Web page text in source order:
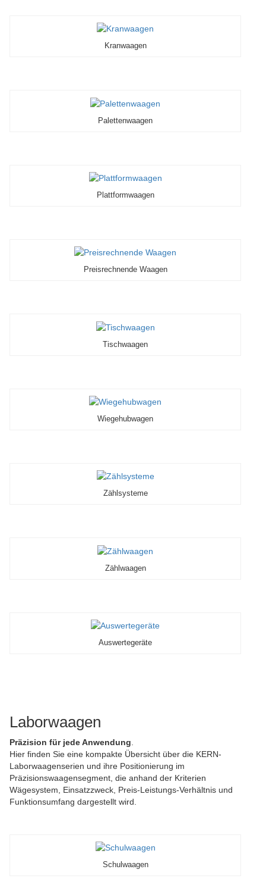
Kranwaagen
Palettenwaagen
Plattformwaagen
Preisrechnende Waagen
Tischwaagen
Wiegehubwagen
Zählsysteme
Zählwaagen
Auswertegeräte
Laborwaagen
Präzision für jede Anwendung
Hier finden Sie eine kompakte Übersicht über die KERN-
Laborwaagenserien und ihre Positionierung im
Präzisionswaagensegment, die anhand der Kriterien
Wägesystem, Einsatzzweck, Preis-Leistungs-Verhältnis und
Funktionsumfang dargestellt wird.
Schulwaagen